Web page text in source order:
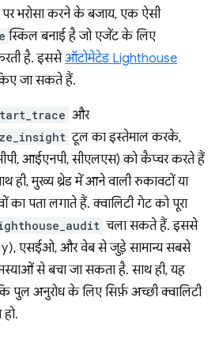
पर भरोसा करने के बजाय, एक ऐसी
स्किल बनाई है जो एजेंट के लिए
है. इससेऑटोमेटेड Lighthouse
जा सकते हैं.
और
टूल का इस्तेमाल करके,
आईएनपी, सीएलएस) को कैप्चर करते हैं
ही, मुख्य थ्रेड में आने वाली रुकावटों या
पता लगाते हैं. क्वालिटी गेट को पूरा
चला सकते हैं. इससे
एसईओ, और वेब से जुड़े सामान्य सबसे
से बचा जा सकता है. साथ ही, यह
पुल अनुरोध के लिए सिर्फ़ अच्छी क्वालिटी